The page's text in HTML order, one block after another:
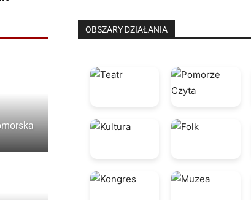
OBSZARY DZIAŁANIA